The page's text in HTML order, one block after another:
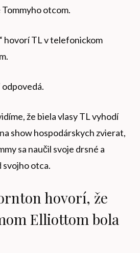
otcom.
hovorí TL v telefonickom
odpovedá.
že biela vlasy TL vyhodí
show hospodárskych zvierat,
sa naučil svoje drsné a
svojho otca.
hovorí, že
Elliottom bola